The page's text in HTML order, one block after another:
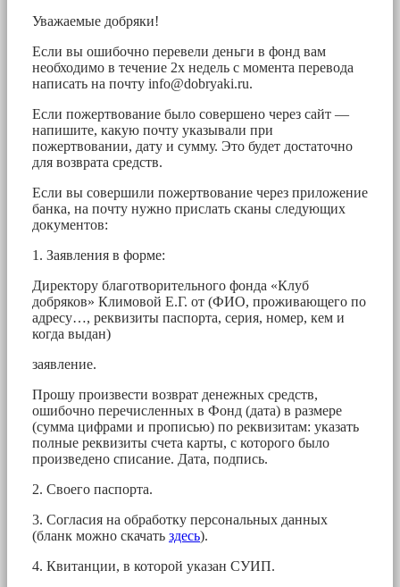
Уважаемые добряки!
Если вы ошибочно перевели деньги в фонд вам
необходимо в течение 2х недель с момента перевода
написать на почту info@dobryaki.ru.
Если пожертвование было совершено через сайт —
напишите, какую почту указывали при
пожертвовании, дату и сумму. Это будет достаточно
для возврата средств.
Если вы совершили пожертвование через приложение
банка, на почту нужно прислать сканы следующих
документов:
1. Заявления в форме:
Директору благотворительного фонда «Клуб
добряков» Климовой Е.Г. от (ФИО, проживающего по
адресу…, реквизиты паспорта, серия, номер, кем и
когда выдан)
заявление.
Прошу произвести возврат денежных средств,
ошибочно перечисленных в Фонд (дата) в размере
(сумма цифрами и прописью) по реквизитам: указать
полные реквизиты счета карты, с которого было
произведено списание. Дата, подпись.
2. Своего паспорта.
3. Согласия на обработку персональных данных
(бланк можно скачать здесь).
4. Квитанции, в которой указан СУИП.